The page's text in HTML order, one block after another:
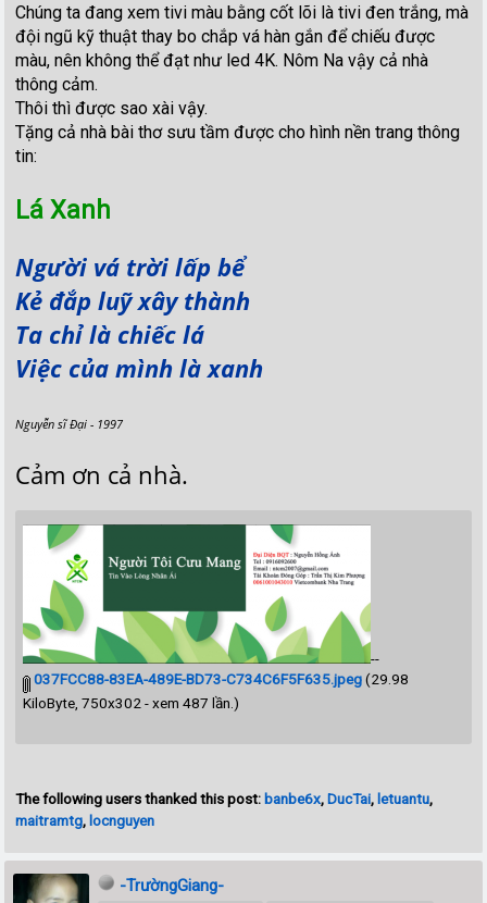
Chúng ta đang xem tivi màu bằng cốt lõi là tivi đen trắng, mà
đội ngũ kỹ thuật thay bo chắp vá hàn gắn để chiếu được
màu, nên không thể đạt như led 4K. Nôm Na vậy cả nhà
thông cảm.
Thôi thì được sao xài vậy.
Tặng cả nhà bài thơ sưu tầm được cho hình nền trang thông
tin:
Lá Xanh
Người vá trời lấp bể
Kẻ đắp luỹ xây thành
Ta chỉ là chiếc lá
Việc của mình là xanh
Nguyễn sĩ Đại - 1997
Cảm ơn cả nhà.
--
037FCC88-83EA-489E-BD73-C734C6F5F635.jpeg(29.98
KiloByte, 750x302 - xem 487 lần.)
The following users thanked this post:banbe6x,DucTai,letuantu,
maitramtg,locnguyen
-TrườngGiang-